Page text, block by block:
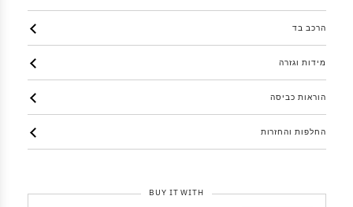
הרכב בד
מידות וגזרה
הוראות כביסה
החלפות והחזרות
BUY IT WITH